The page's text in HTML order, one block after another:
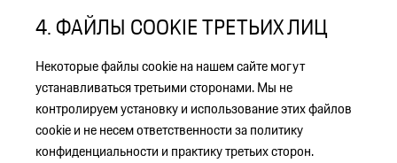
4. ФАЙЛЫ COOKIE ТРЕТЬИХ ЛИЦ
Некоторые файлы cookie на нашем сайте могут
устанавливаться третьими сторонами. Мы не
контролируем установку и использование этих файлов
cookie и не несем ответственности за политику
конфиденциальности и практику третьих сторон.